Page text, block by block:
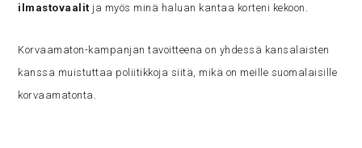
ilmastovaalit ja myös minä haluan kantaa korteni kekoon.
Korvaamaton-kampanjan tavoitteena on yhdessä kansalaisten
kanssa muistuttaa poliitikkoja siitä, mikä on meille suomalaisille
korvaamatonta.